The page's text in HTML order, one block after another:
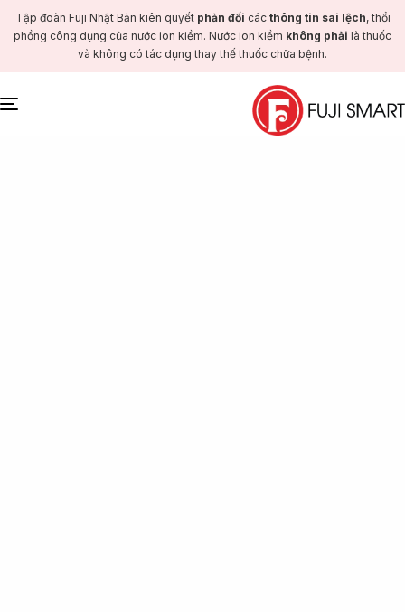
Tập đoàn Fuji Nhật Bản kiên quyết phản đối các thông tin sai lệch, thổi
phồng công dụng của nước ion kiềm. Nước ion kiềm không phải là thuốc
và không có tác dụng thay thế thuốc chữa bệnh.
Toggle